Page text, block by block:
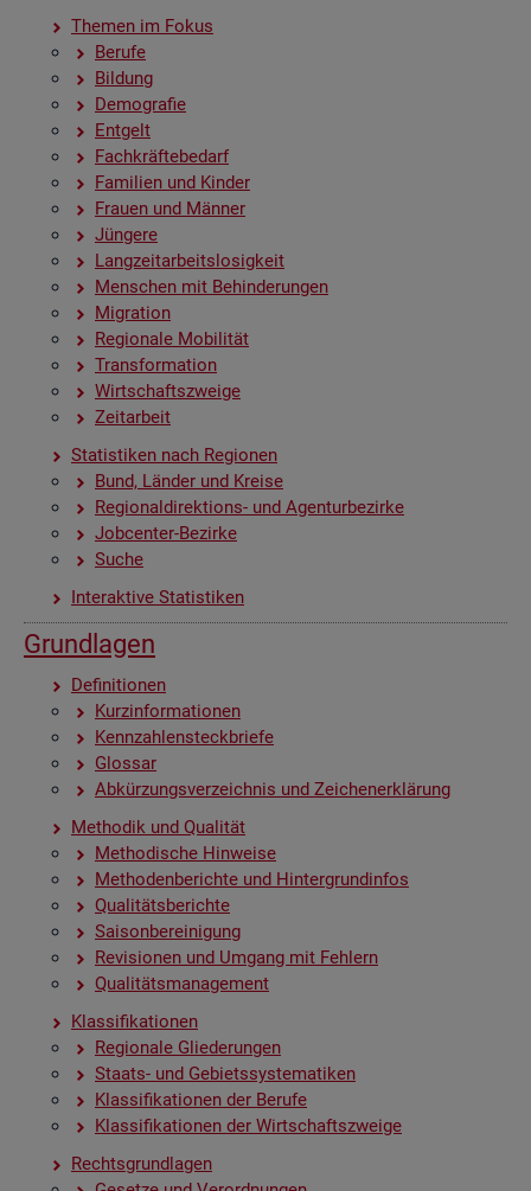
The­men im Fokus
Be­ru­fe
Bil­dung
De­mo­gra­fie
Ent­gelt
Fach­kräf­te­be­darf
Fa­mi­li­en und Kin­der
Frau­en und Män­ner
Jün­ge­re
Lang­zeit­ar­beits­lo­sig­keit
Men­schen mit Be­hin­de­run­gen
Mi­gra­ti­on
Re­gio­na­le Mo­bi­li­tät
Trans­for­ma­ti­on
Wirt­schafts­zwei­ge
Zeit­ar­beit
Sta­tis­ti­ken nach Re­gio­nen
Bund, Län­der und Krei­se
Re­gio­nal­di­rek­ti­ons- und Agen­tur­be­zir­ke
Job­cen­ter-Be­zir­ke
Suche
In­ter­ak­ti­ve Sta­tis­ti­ken
Grund­la­gen
De­fi­ni­tio­nen
Kurz­in­for­ma­tio­nen
Kenn­zah­len­steck­brie­fe
Glos­sar
Ab­kür­zungs­ver­zeich­nis und Zei­chen­er­klä­rung
Me­tho­dik und Qua­li­tät
Me­tho­di­sche Hin­wei­se
Me­tho­den­be­rich­te und Hin­ter­grund­in­fos
Qua­li­täts­be­rich­te
Sai­son­be­rei­ni­gung
Re­vi­sio­nen und Um­gang mit Feh­lern
Qua­li­täts­ma­nage­ment
Klas­si­fi­ka­tio­nen
Re­gio­na­le Glie­de­run­gen
Staats- und Ge­biets­sys­te­ma­ti­ken
Klas­si­fi­ka­tio­nen der Be­ru­fe
Klas­si­fi­ka­tio­nen der Wirt­schafts­zwei­ge
Rechts­grund­la­gen